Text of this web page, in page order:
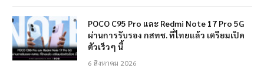
POCO C95 Pro และ Redmi Note 17 Pro 5G
ผ่านการรับรอง กสทช. ที่ไทยแล้ว เตรียมเปิด
ตัวเร็วๆ นี้
6 สิงหาคม 2026